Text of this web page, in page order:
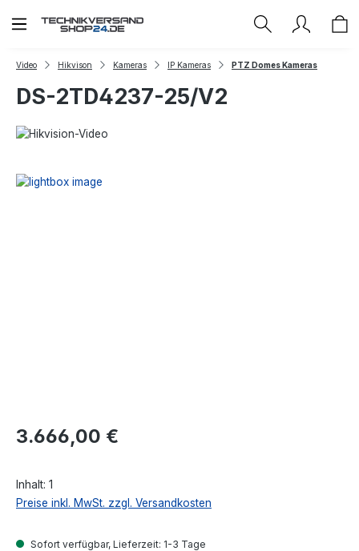
Zum Hauptinhalt springen
Video Hikvison Kameras IP Kameras PTZ Domes Kameras
DS-2TD4237-25/V2
Regulärer Preis:
3.666,00 €
Inhalt: 1
Preise inkl. MwSt. zzgl. Versandkosten
Sofort verfügbar, Lieferzeit: 1-3 Tage